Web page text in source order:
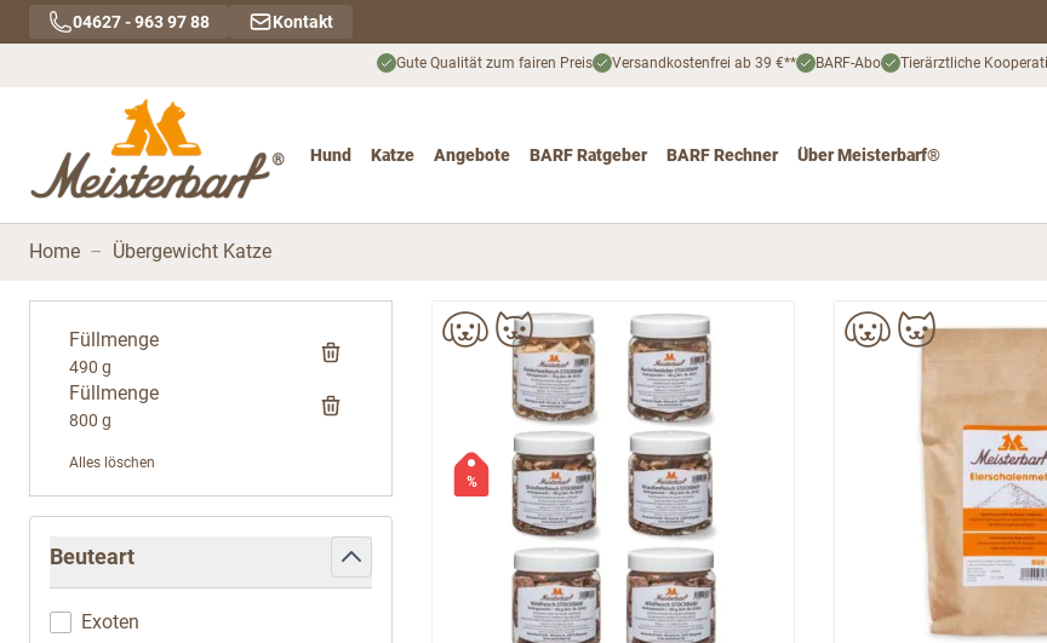
Direkt zum Inhalt
04627 - 963 97 88 Kontakt
Gute Qualität zum fairen Preis Versandkostenfrei ab 39 €** BARF-Abo Tierärztliche
Hund
Katze
Angebote
BARF Ratgeber BARF Rechner Über Meisterbarf®
Home – Übergewicht Katze
Füllmenge
490 g
Füllmenge
800 g
Alles löschen
Beuteart
filter
Exoten
%